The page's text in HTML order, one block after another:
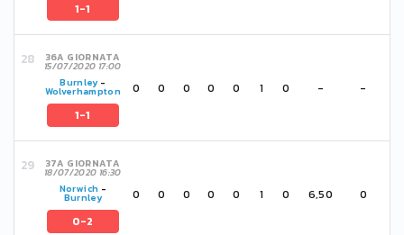
1-1
36A GIORNATA
15/07/2020 17:00
Burnley-
Wolverhampton
1-1
0 0 0 0 0 1 0 - -
37A GIORNATA
18/07/2020 16:30
Norwich -
Burnley
0-2
0 0 0 0 0 1 0 6,50 0